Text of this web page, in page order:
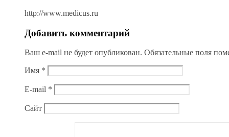
http://www.medicus.ru
Добавить комментарий
Ваш e-mail не будет опубликован. Обязательные поля
Имя *
E-mail *
Сайт